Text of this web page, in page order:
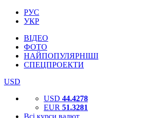
РУС
УКР
ВІДЕО
ФОТО
НАЙПОПУЛЯРНІШІ
СПЕЦПРОЕКТИ
USD
USD 44.4278
EUR 51.3281
Всі курси валют